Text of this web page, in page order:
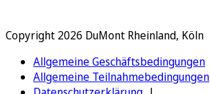
Copyright 2026 DuMont Rheinland, Köln
Allgemeine Geschäftsbedingungen
Allgemeine Teilnahmebedingungen